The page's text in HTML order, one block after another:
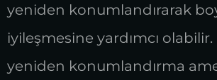
yeniden konumlandırarak
iyileşmesine yardımcı
yeniden konumlandırma